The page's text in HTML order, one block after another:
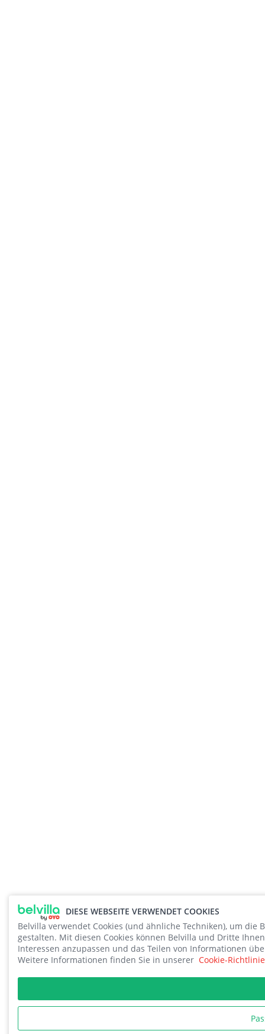
DIESE WEBSEITE VERWENDET COOKIES
Belvilla verwendet Cookies (und ähnliche Techniken), um
gestalten. Mit diesen Cookies können Belvilla und Dritte
Interessen anzupassen und das Teilen von Informationen
Weitere Informationen finden Sie in unserer Cookie-Richtlinie